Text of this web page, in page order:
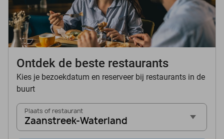
Ontdek de beste restaurants
Kies je bezoekdatum en reserveer bij restaurants in de
buurt
Plaats of restaurant
Zaanstreek-Waterland